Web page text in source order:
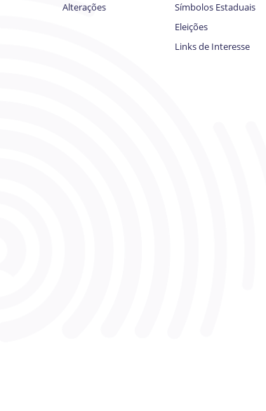
Alterações
Símbolos Estaduais
Eleições
Links de Interesse